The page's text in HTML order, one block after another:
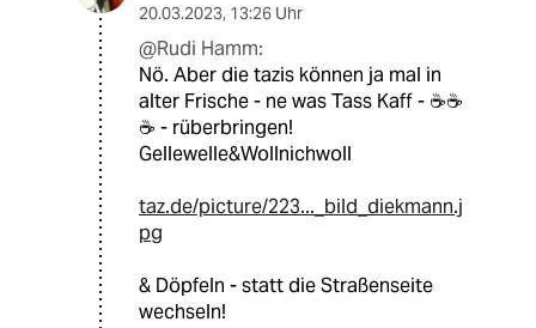
20.03.2023, 13:26 Uhr
@Rudi Hamm:
Nö. Aber die tazis können ja mal in
alter Frische - ne was Tass Kaff - ☕️☕️
☕️ - rüberbringen!
Gellewelle&Wollnichwoll
taz.de/picture/223..._bild_diekmann.j
pg
& Döpfeln - statt die Straßenseite
wechseln!